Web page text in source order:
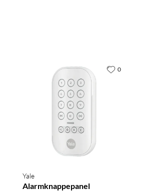
Yale
Alarmknappepanel
0